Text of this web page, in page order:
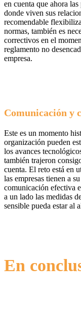
en cuenta que ahora
donde viven sus
recomendable
normas, también es
correctivos en el
reglamento no
empresa.
Comunicación y
Este es un momento
organización pueden
los avances
también trajeron
cuenta. El reto está en
las empresas tienen a
comunicación efectiva
a un lado las medidas
sensible pueda estar al
En